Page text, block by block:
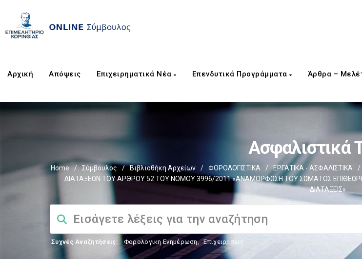
Αρχική Απόψεις Επιχειρηματικά Νέα Επενδυτικά Προγράμματα Άρθρα –
Ασφαλιστικά
Home / Σύμβουλος / Βιβλιοθήκη Αρχείων / ΦΟΡΟΛΟΓΙΣΤΙΚΑ / ΕΡΓΑΤΙΚΑ - ΑΣΦΑΛΙΣΤΙΚΑ /
ΔΙΑΤΑΞΕΩΝ ΤΟΥ ΑΡΘΡΟΥ 52 ΤΟΥ ΝΟΜΟΥ 3996/2011 «ΑΝΑΜΟΡΦΩΣΗ ΤΟΥ ΣΩΜΑΤΟΣ
ΔΙΑΤΑΞΕΙΣ»
Συχνές Αναζητήσεις: Φορολογικη Ενημέρωση, Επιχειρήσεις